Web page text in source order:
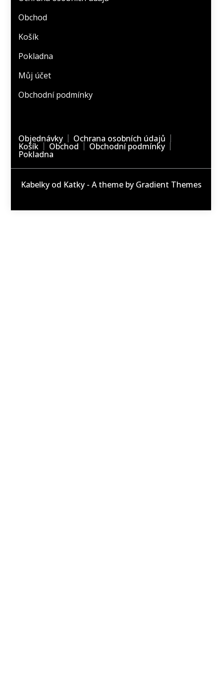
Obchod
Košík
Pokladna
Můj účet
Obchodní podmínky
Objednávky Ochrana osobních údajů
Košík Obchod Obchodní podmínky
Pokladna
Kabelky od Katky - A theme by Gradient Themes